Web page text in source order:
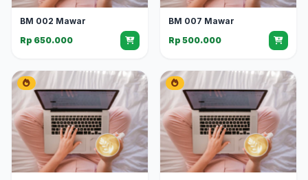
BM 002 Mawar
Rp 650.000
BM 007 Mawar
Rp 500.000